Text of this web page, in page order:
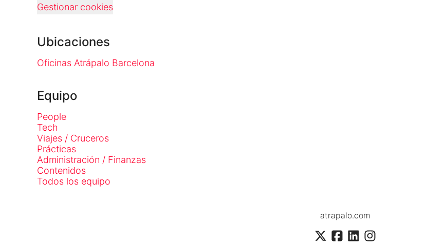
Gestionar cookies
Ubicaciones
Oficinas Atrápalo Barcelona
Equipo
People
Tech
Viajes / Cruceros
Prácticas
Administración / Finanzas
Contenidos
Todos los equipo
atrapalo.com